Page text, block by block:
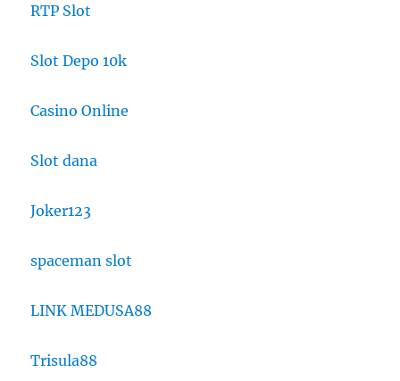
RTP Slot
Slot Depo 10k
Casino Online
Slot dana
Joker123
spaceman slot
LINK MEDUSA88
Trisula88